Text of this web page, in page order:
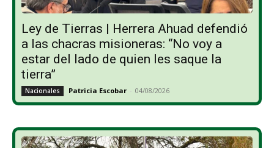
Ley de Tierras | Herrera Ahuad defendió
a las chacras misioneras: “No voy a
estar del lado de quien les saque la
tierra”
Nacionales Patricia Escobar - 04/08/2026